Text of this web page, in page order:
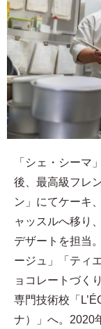
「シェ・シーマ
後、最高級フレ
ン」にてケーキ
ャッスルへ移り
デザートを担当
ージュ」「ティ
ョコレートづく
専門技術校「
ナ）」へ。2020